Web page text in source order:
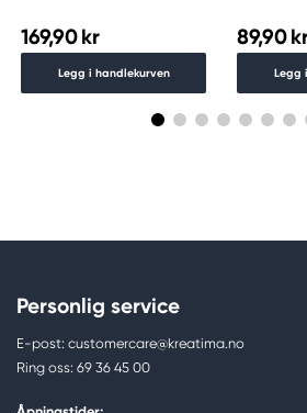
169,90 kr
Legg i handlekurven
89,90
Legg
Personlig service
E-post: customercare@kreatima.no
Ring oss: 69 36 45 00